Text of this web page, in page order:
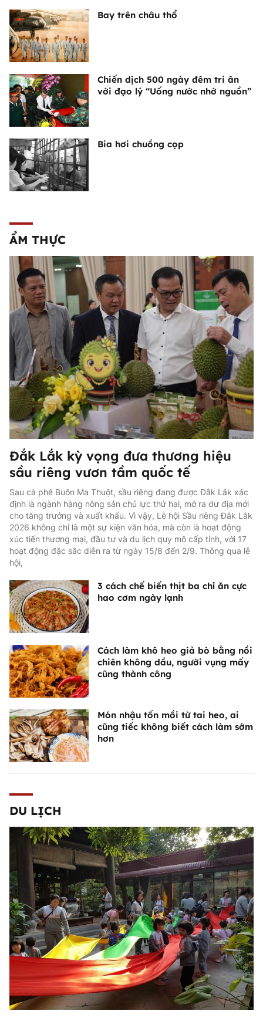
Bay trên châu thổ
Chiến dịch 500 ngày đêm tri ân
với đạo lý “Uống nước nhớ nguồn”
Bia hơi chuồng cọp
ẨM THỰC
Đắk Lắk kỳ vọng đưa thương hiệu
sầu riêng vươn tầm quốc tế
Đắk Lắk kỳ vọng đưa thương hiệu
sầu riêng vươn tầm quốc tế
Sau cà phê Buôn Ma Thuột, sầu riêng đang được Đắk Lắk xác
định là ngành hàng nông sản chủ lực thứ hai, mở ra dư địa mới
cho tăng trưởng và xuất khẩu. Vì vậy, Lễ hội Sầu riêng Đắk Lắk
2026 không chỉ là một sự kiện văn hóa, mà còn là hoạt động
xúc tiến thương mại, đầu tư và du lịch quy mô cấp tỉnh, với 17
hoạt động đặc sắc diễn ra từ ngày 15/8 đến 2/9. Thông qua lễ
hội,
3 cách chế biến thịt ba chỉ ăn cực
hao cơm ngày lạnh
Cách làm khô heo giả bò bằng nồi
chiên không dầu, người vụng mấy
cũng thành công
Món nhậu tốn mồi từ tai heo, ai
cũng tiếc không biết cách làm sớm
hơn
DU LỊCH
Hà Nội chính thức công nhận điểm
du lịch Làng nghề dệt lụa Vạn Phúc -
Hà Đông